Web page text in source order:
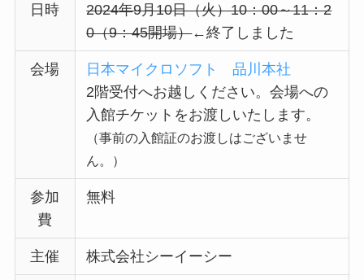
日時
2024年9月10日（火）10：00～11：2
0（9：45開場）←終了しました
会場
日本マイクロソフト 品川本社
2階受付へお越しください。会場への
入館チケットをお渡しいたします。
（事前の入館証のお渡しはございませ
ん。）
参加
費
無料
主催 株式会社シーイーシー